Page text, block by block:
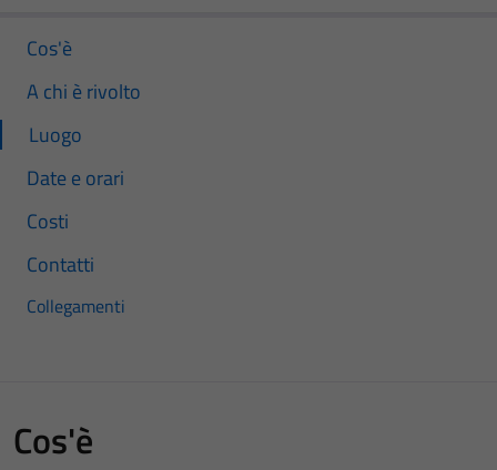
Cos'è
A chi è rivolto
Luogo
Date e orari
Costi
Contatti
Collegamenti
Cos'è